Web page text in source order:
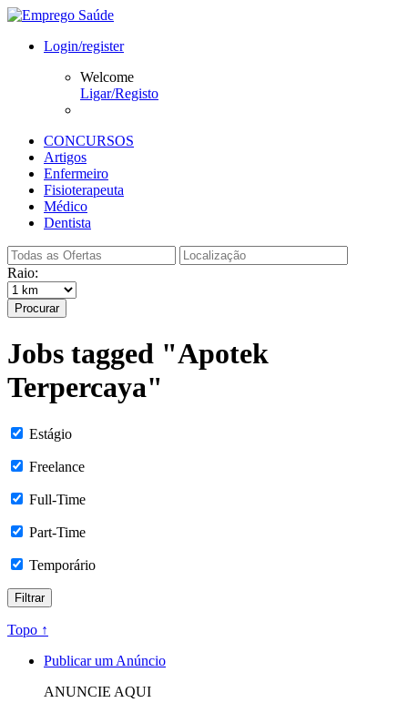
Login/register
Welcome
Ligar/Registo
CONCURSOS
Artigos
Enfermeiro
Fisioterapeuta
Médico
Dentista
Raio:
Procurar
Jobs tagged "Apotek
Terpercaya"
Estágio
Freelance
Full-Time
Part-Time
Temporário
Topo ↑
Publicar um Anúncio
ANUNCIE AQUI